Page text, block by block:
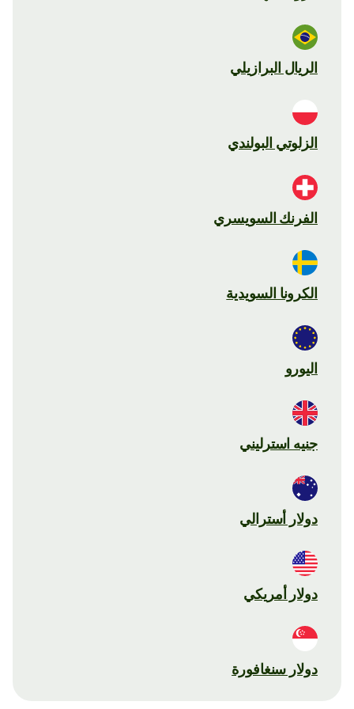
الريال البرازيلي
الزلوتي البولندي
الفرنك السويسري
الكرونا السويدية
اليورو
جنيه استرليني
دولار أسترالي
دولار أمريكي
دولار سنغافورة